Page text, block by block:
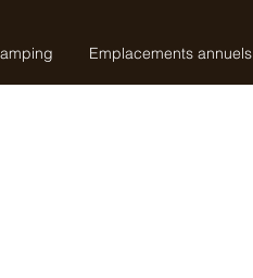
Emplacements annuels